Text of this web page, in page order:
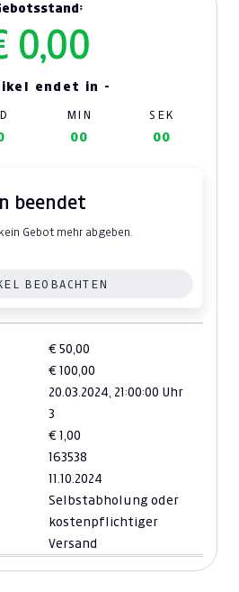
0,00
endet in -
MIN SEK
00 00
beendet
Gebot mehr abgeben.
BEOBACHTEN
€ 50,00
€ 100,00
20.03.2024, 21:00:00 Uhr
3
€ 1,00
163538
11.10.2024
Selbstabholung oder
kostenpflichtiger
Versand